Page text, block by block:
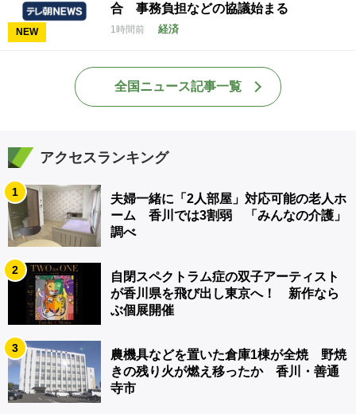
NEW
合 事務負担などの協議始まる
1時間前 経済
全国ニュース記事一覧
アクセスランキング
1
夫婦一緒に「2人部屋」対応可能の老人ホ
ーム 香川では3割弱 「みんなの介護」
調べ
2
自閉スペクトラム症の双子アーティスト
が香川県を飛び出し東京へ！ 新作なら
ぶ個展開催
3
農機具などを置いた倉庫1棟が全焼 野焼
きの残り火が燃え移ったか 香川・善通
寺市